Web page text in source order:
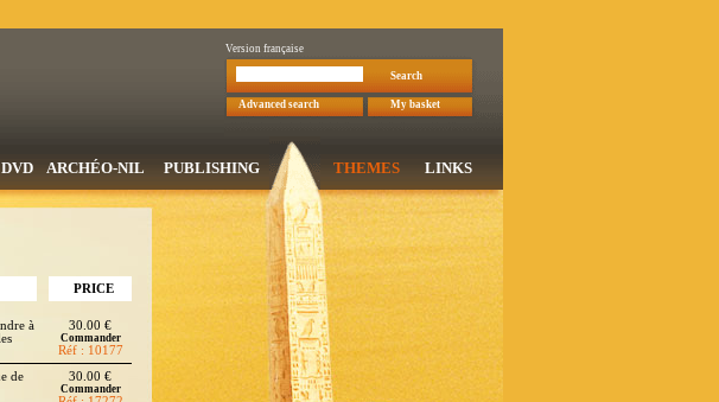
Version française
Search
Advanced search My basket
DVD ARCHÉO-NIL PUBLISHING THEMES LINKS
PRICE
à
30.00 €
Commander
Réf : 10177
de
30.00 €
Commander